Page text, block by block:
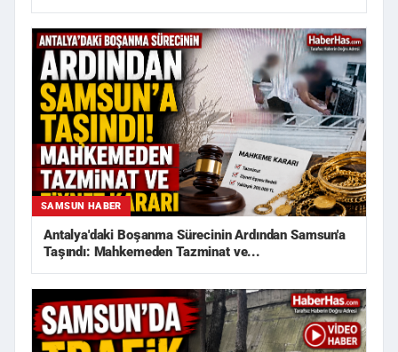
SAMSUN HABER
Antalya'daki Boşanma Sürecinin Ardından Samsun'a
Taşındı: Mahkemeden Tazminat ve...